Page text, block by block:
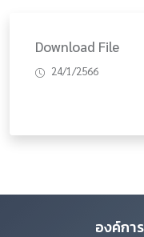
Download File
24/1/2566
องค์กา